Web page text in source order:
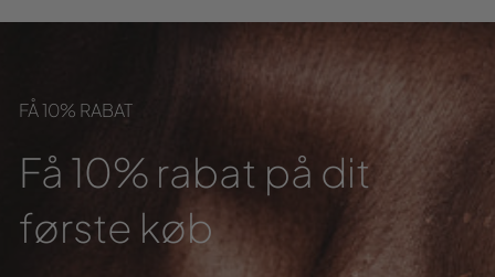
FÅ 10% RABAT
Få 10% rabat på dit
første køb